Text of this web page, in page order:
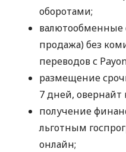
оборотами;
валютообменные
продажа) без
переводов с
размещение
7 дней, овернайт
получение
льготным
онлайн;